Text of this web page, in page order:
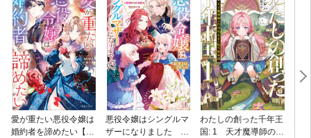
愛が重たい悪役令嬢は
婚約者を諦めたい【特
悪役令嬢はシングルマ
ザーになりました 双
わたしの創った千年王
国: 1 天才魔導師の自